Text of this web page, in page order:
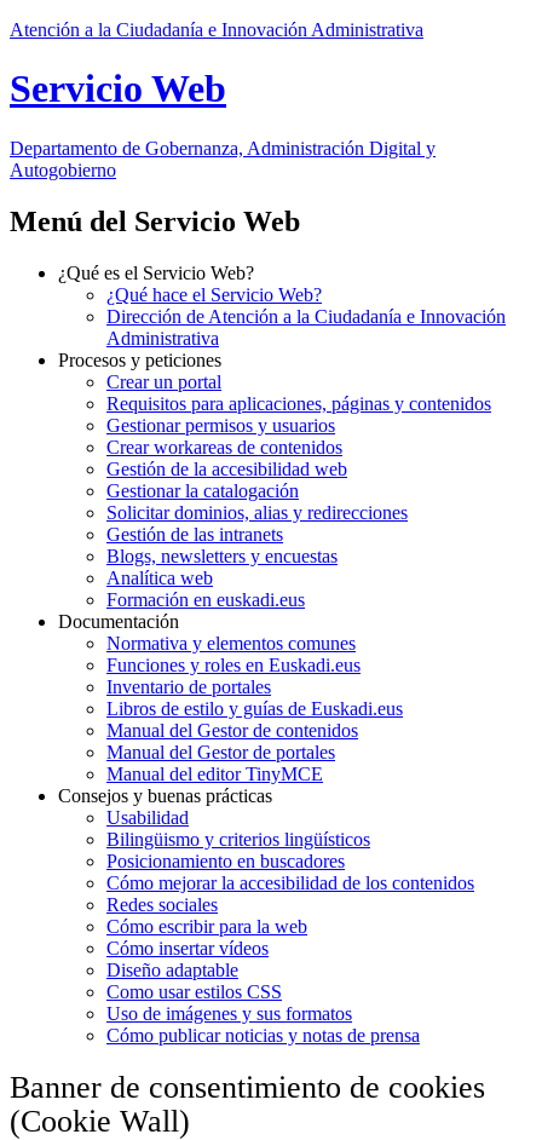
Atención a la Ciudadanía e Innovación Administrativa
Servicio Web
Departamento de Gobernanza, Administración Digital y
Autogobierno
Menú del Servicio Web
¿Qué es el Servicio Web?
¿Qué hace el Servicio Web?
Dirección de Atención a la Ciudadanía e Innovación
Administrativa
Procesos y peticiones
Crear un portal
Requisitos para aplicaciones, páginas y contenidos
Gestionar permisos y usuarios
Crear workareas de contenidos
Gestión de la accesibilidad web
Gestionar la catalogación
Solicitar dominios, alias y redirecciones
Gestión de las intranets
Blogs, newsletters y encuestas
Analítica web
Formación en euskadi.eus
Documentación
Normativa y elementos comunes
Funciones y roles en Euskadi.eus
Inventario de portales
Libros de estilo y guías de Euskadi.eus
Manual del Gestor de contenidos
Manual del Gestor de portales
Manual del editor TinyMCE
Consejos y buenas prácticas
Usabilidad
Bilingüismo y criterios lingüísticos
Posicionamiento en buscadores
Cómo mejorar la accesibilidad de los contenidos
Redes sociales
Cómo escribir para la web
Cómo insertar vídeos
Diseño adaptable
Como usar estilos CSS
Uso de imágenes y sus formatos
Cómo publicar noticias y notas de prensa
Banner de consentimiento de cookies
(Cookie Wall)